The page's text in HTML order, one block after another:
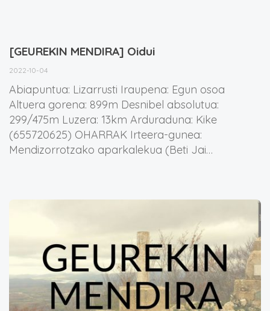
[GEUREKIN MENDIRA] Oidui
2022-10-04
Abiapuntua: Lizarrusti Iraupena: Egun osoa
Altuera gorena: 899m Desnibel absolutua:
299/475m Luzera: 13km Arduraduna: Kike
(655720625) OHARRAK Irteera-gunea:
Mendizorrotzako aparkalekua (Beti Jai…